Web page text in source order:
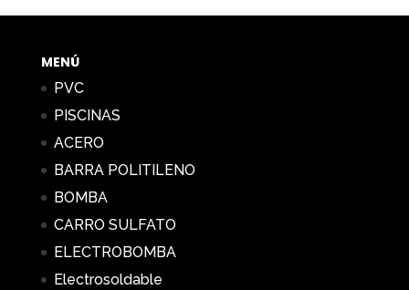
desde
MENÚ
PVC
PISCINAS
ACERO
BARRA POLITILENO
BOMBA
CARRO SULFATO
ELECTROBOMBA
Electrosoldable